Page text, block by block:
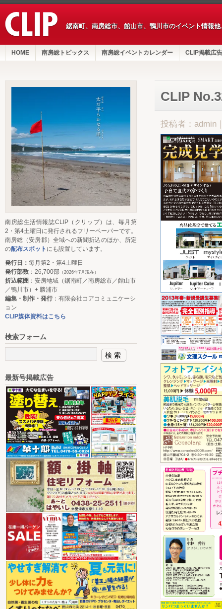
鋸南町、南房総市、館山市、鴨川市のイベント情報
HOME 南房総トピックス 南房総イベントカレンダー CLIP掲載広告
CLIP
投稿者：admin
南房総生活情報誌CLIP（クリップ）は、毎月第
2・第4土曜日に発行されるフリーペーパーです。
南房総（安房郡）全域への新聞折込のほか、所定
の配布スポット にも設置しています。
発行日： 毎月第2・第4土曜日
発行部数 ：26,700部 （2026年7月現在）
折込範囲 ：安房地域（鋸南町／南房総市／館山市
／鴨川市）+ 勝浦市
編集・制作・発行：有限会社コアコミュニケーシ
ョン
CLIP媒体資料はこちら
検索フォーム
最新号掲載広告